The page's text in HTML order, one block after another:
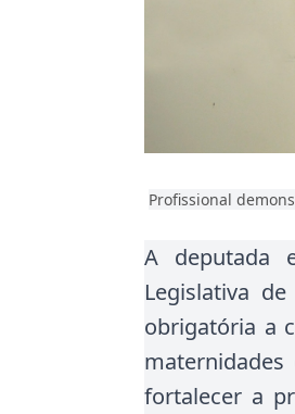
Profissional
A deputada
Legislativa
obrigatória a
fortalecer a